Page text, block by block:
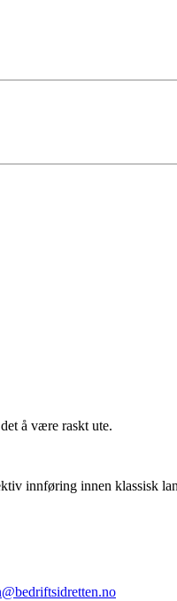
å være raskt ute.
innføring innen klassisk